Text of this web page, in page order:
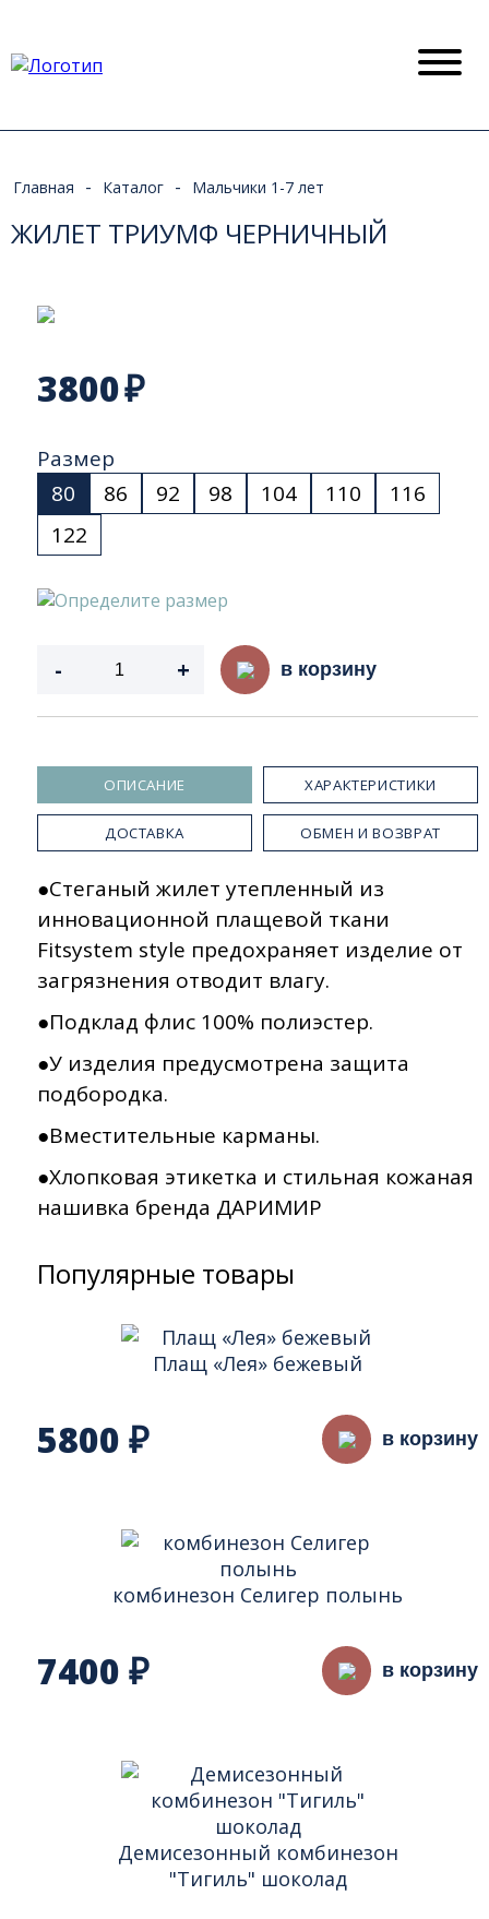
Главная - Каталог - Мальчики 1-7 лет
ЖИЛЕТ ТРИУМФ ЧЕРНИЧНЫЙ
3800₽
Размер
80
86 92 98 104 110
116
122
Определите размер
- + в корзину
ОПИСАНИЕ ХАРАКТЕРИСТИКИ
ДОСТАВКА ОБМЕН И ВОЗВРАТ
●Стеганый жилет утепленный из
инновационной плащевой ткани
Fitsystem style предохраняет изделие от
загрязнения отводит влагу.
●Подклад флис 100% полиэстер.
●У изделия предусмотрена защита
подбородка.
●Вместительные карманы.
●Хлопковая этикетка и стильная кожаная
нашивка бренда ДАРИМИР
Популярные товары
Плащ «Лея» бежевый
5800 ₽ в корзину
комбинезон Селигер полынь
7400 ₽ в корзину
Демисезонный комбинезон
"Тигиль" шоколад